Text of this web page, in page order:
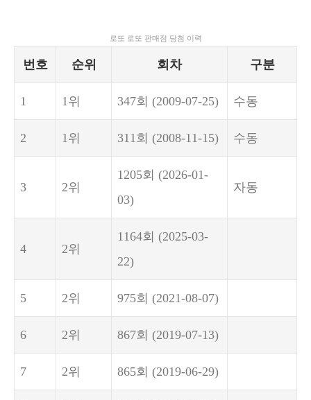
로또 로또 판매점 당첨 이력
번호 순위 회차 구분
1 1위 347회 (2009-07-25) 수동
2 1위 311회 (2008-11-15) 수동
3 2위
1205회 (2026-01-
03)
자동
4 2위
1164회 (2025-03-
22)
5 2위 975회 (2021-08-07)
6 2위 867회 (2019-07-13)
7 2위 865회 (2019-06-29)